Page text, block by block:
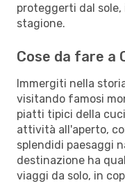
proteggerti dal
stagione.
Cose da fare a
Immergiti nella
visitando famosi
piatti tipici della
attività all'aperto,
splendidi paesaggi
destinazione ha
viaggi da solo, in